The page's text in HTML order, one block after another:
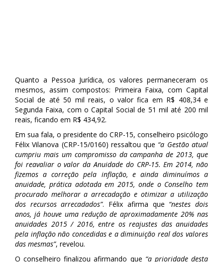
Quanto a Pessoa Jurídica, os valores permaneceram os
mesmos, assim compostos: Primeira Faixa, com Capital
Social de até 50 mil reais, o valor fica em R$ 408,34 e
Segunda Faixa, com o Capital Social de 51 mil até 200 mil
reais, ficando em R$ 434,92.
Em sua fala, o presidente do CRP-15, conselheiro psicólogo
Félix Vilanova (CRP-15/0160) ressaltou que “a Gestão atual
cumpriu mais um compromisso da campanha de 2013, que
foi reavaliar o valor da Anuidade do CRP-15. Em 2014, não
fizemos a correção pela inflação, e ainda diminuímos a
anuidade, prática adotada em 2015, onde o Conselho tem
procurado melhorar a arrecadação e otimizar a utilização
dos recursos arrecadados”. Félix afirma que “nestes dois
anos, já houve uma redução de aproximadamente 20% nas
anuidades 2015 / 2016, entre os reajustes das anuidades
pela inflação não concedidas e a diminuição real dos valores
das mesmas”, revelou.
O conselheiro finalizou afirmando que “a prioridade desta